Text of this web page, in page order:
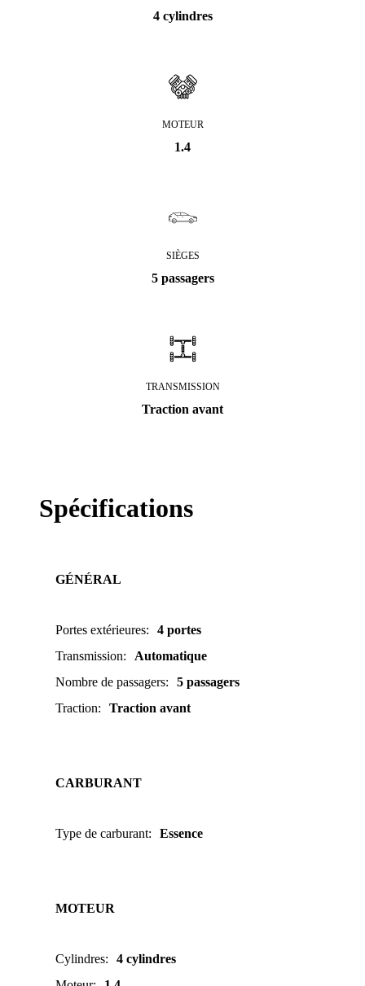
4 cylindres
MOTEUR
1.4
SIÈGES
5 passagers
TRANSMISSION
Traction avant
Spécifications
GÉNÉRAL
Portes extérieures:
4 portes
Transmission:
Automatique
Nombre de passagers:
5 passagers
Traction: Traction avant
CARBURANT
Type de carburant: Essence
MOTEUR
Cylindres:
4 cylindres